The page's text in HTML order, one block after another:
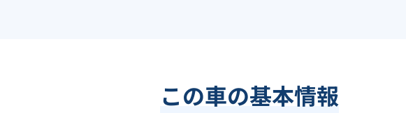
この車の基本情報